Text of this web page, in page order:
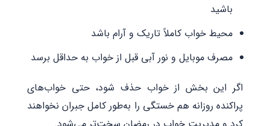
باشید
محیط خواب کاملاً تاریک و آرام باشد
مصرف موبایل و نور آبی قبل از خواب به حداقل برسد
اگر این بخش از خواب حذف شود، حتی خواب‌های
پراکنده روزانه هم خستگی را به‌طور کامل جبران نخواهند